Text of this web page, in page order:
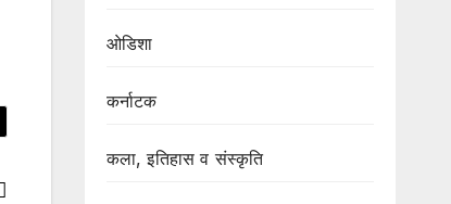
ओडिशा
कर्नाटक
कला, इतिहास व संस्कृति